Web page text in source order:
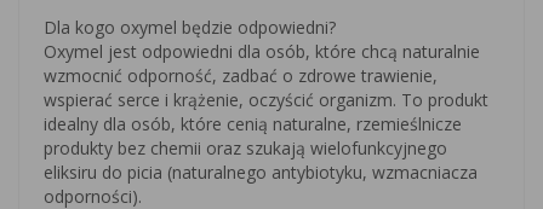
Dla kogo oxymel będzie odpowiedni?
Oxymel jest odpowiedni dla osób, które chcą naturalnie
wzmocnić odporność, zadbać o zdrowe trawienie,
wspierać serce i krążenie, oczyścić organizm. To produkt
idealny dla osób, które cenią naturalne, rzemieślnicze
produkty bez chemii oraz szukają wielofunkcyjnego
eliksiru do picia (naturalnego antybiotyku, wzmacniacza
odporności).